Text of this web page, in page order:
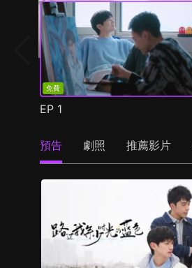
免費
EP 1
預告 劇照 推薦影片